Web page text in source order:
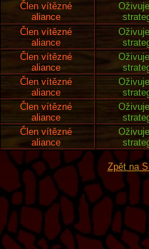
Člen vítězné
aliance
Člen vítězné
aliance
Člen vítězné
aliance
Člen vítězné
aliance
Člen vítězné
aliance
Člen vítězné
aliance
Zpět na